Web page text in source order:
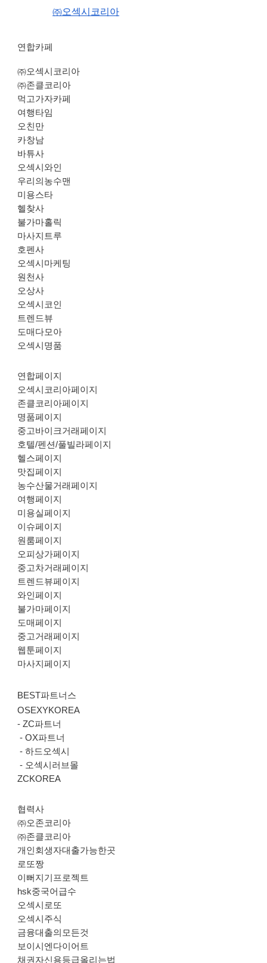
㈜오섹시코리아
연합카페
㈜오섹시코리아
㈜존클코리아
먹고가자카페
여행타임
오친만
카창남
바튜사
오섹시와인
우리의농수맨
미용스타
헬찾사
불가마홀릭
마사지트루
호펜사
오섹시마케팅
원천사
오상사
오섹시코인
트렌드뷰
도매다모아
오섹시명품
연합페이지
오섹시코리아페이지
존클코리아페이지
명품페이지
중고바이크거래페이지
호텔/펜션/풀빌라페이지
헬스페이지
맛집페이지
농수산물거래페이지
여행페이지
미용실페이지
이슈페이지
원룸페이지
오피상가페이지
중고차거래페이지
트렌드뷰페이지
와인페이지
불가마페이지
도매페이지
중고거래페이지
웹툰페이지
마사지페이지
BEST파트너스
OSEXYKOREA
-ZC파트너
-OX파트너
-하드오섹시
- 오섹시러브몰
ZCKOREA
협력사
㈜오존코리아
㈜존클코리아
개인회생자대출가능한곳
로또짱
이뻐지기프로젝트
hsk중국어급수
오섹시로또
오섹시주식
금융대출의모든것
보이시엔다이어트
채권자신용등급올리는법